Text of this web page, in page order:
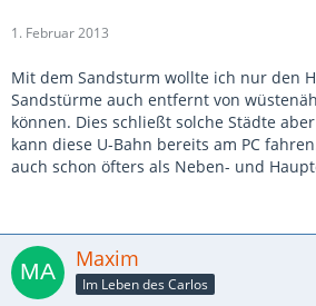
1. Februar 2013
Mit dem Sandsturm wollte ich nur den
Sandstürme auch entfernt von
können. Dies schließt solche Städte
kann diese U-Bahn bereits am PC
auch schon öfters als Neben- und
Maxim
Im Leben des Carlos